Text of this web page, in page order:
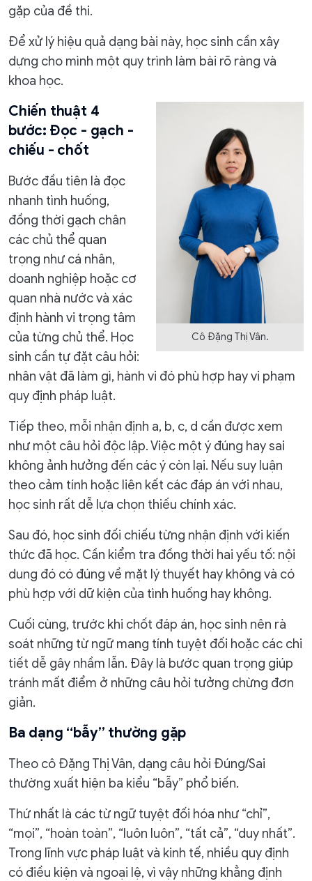
gặp của đề thi.
Để xử lý hiệu quả dạng bài này, học sinh cần xây
dựng cho mình một quy trình làm bài rõ ràng và
khoa học.
Cô Đặng Thị Vân.
Chiến thuật 4
bước: Đọc - gạch -
chiếu - chốt
Bước đầu tiên là đọc
nhanh tình huống,
đồng thời gạch chân
các chủ thể quan
trọng như cá nhân,
doanh nghiệp hoặc cơ
quan nhà nước và xác
định hành vi trọng tâm
của từng chủ thể. Học
sinh cần tự đặt câu hỏi:
nhân vật đã làm gì, hành vi đó phù hợp hay vi phạm
quy định pháp luật.
Tiếp theo, mỗi nhận định a, b, c, d cần được xem
như một câu hỏi độc lập. Việc một ý đúng hay sai
không ảnh hưởng đến các ý còn lại. Nếu suy luận
theo cảm tính hoặc liên kết các đáp án với nhau,
học sinh rất dễ lựa chọn thiếu chính xác.
Sau đó, học sinh đối chiếu từng nhận định với kiến
thức đã học. Cần kiểm tra đồng thời hai yếu tố: nội
dung đó có đúng về mặt lý thuyết hay không và có
phù hợp với dữ kiện của tình huống hay không.
Cuối cùng, trước khi chốt đáp án, học sinh nên rà
soát những từ ngữ mang tính tuyệt đối hoặc các chi
tiết dễ gây nhầm lẫn. Đây là bước quan trọng giúp
tránh mất điểm ở những câu hỏi tưởng chừng đơn
giản.
Ba dạng “bẫy” thường gặp
Theo cô Đặng Thị Vân, dạng câu hỏi Đúng/Sai
thường xuất hiện ba kiểu “bẫy” phổ biến.
Thứ nhất là các từ ngữ tuyệt đối hóa như “chỉ”,
“mọi”, “hoàn toàn”, “luôn luôn”, “tất cả”, “duy nhất”.
Trong lĩnh vực pháp luật và kinh tế, nhiều quy định
có điều kiện và ngoại lệ, vì vậy những khẳng định